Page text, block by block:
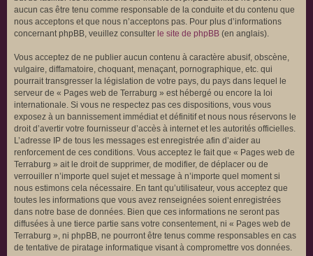
aucun cas être tenu comme responsable de la conduite et du contenu que
nous acceptons et que nous n’acceptons pas. Pour plus d’informations
concernant phpBB, veuillez consulter le site de phpBB (en anglais).
Vous acceptez de ne publier aucun contenu à caractère abusif, obscène,
vulgaire, diffamatoire, choquant, menaçant, pornographique, etc. qui
pourrait transgresser la législation de votre pays, du pays dans lequel le
serveur de « Pages web de Terraburg » est hébergé ou encore la loi
internationale. Si vous ne respectez pas ces dispositions, vous vous
exposez à un bannissement immédiat et définitif et nous nous réservons le
droit d’avertir votre fournisseur d’accès à internet et les autorités officielles.
L’adresse IP de tous les messages est enregistrée afin d’aider au
renforcement de ces conditions. Vous acceptez le fait que « Pages web de
Terraburg » ait le droit de supprimer, de modifier, de déplacer ou de
verrouiller n’importe quel sujet et message à n’importe quel moment si
nous estimons cela nécessaire. En tant qu’utilisateur, vous acceptez que
toutes les informations que vous avez renseignées soient enregistrées
dans notre base de données. Bien que ces informations ne seront pas
diffusées à une tierce partie sans votre consentement, ni « Pages web de
Terraburg », ni phpBB, ne pourront être tenus comme responsables en cas
de tentative de piratage informatique visant à compromettre vos données.